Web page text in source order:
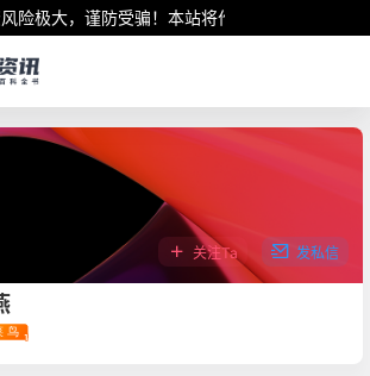
险极大，谨防受骗！本站将作为行业资讯共享
关注Ta 发私信